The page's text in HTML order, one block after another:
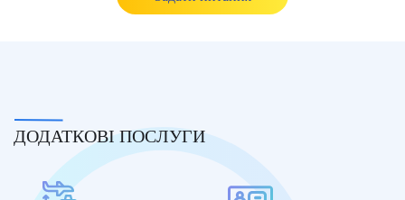
ДОДАТКОВІ ПОСЛУГИ